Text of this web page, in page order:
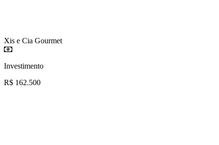
Xis e Cia Gourmet
Investimento
R$ 162.500